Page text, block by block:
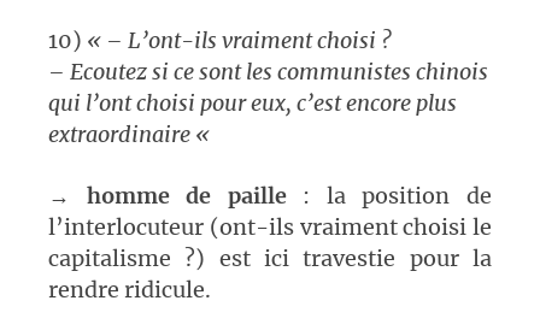
10) « – L’ont-ils vraiment choisi ?
– Ecoutez si ce sont les communistes chinois
qui l’ont choisi pour eux, c’est encore plus
extraordinaire «
→ homme de paille: la position de
l’interlocuteur (ont-ils vraiment choisi le
capitalisme ?) est ici travestie pour la
rendre ridicule.